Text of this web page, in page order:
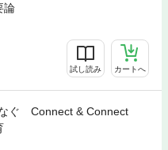
論
試し読み カートへ
ぐ Connect & Connect